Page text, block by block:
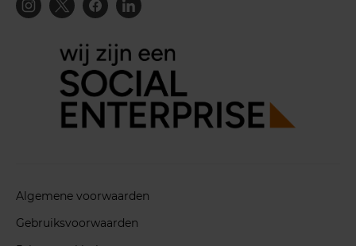
Algemene voorwaarden
Gebruiksvoorwaarden